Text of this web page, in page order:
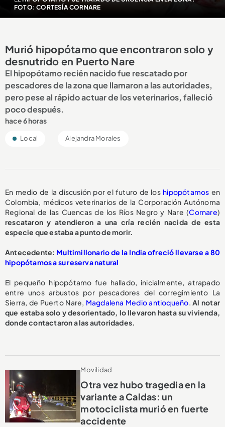
FOTO: CORTESÍA CORNARE
Murió hipopótamo que encontraron solo y
desnutrido en Puerto Nare
El hipopótamo recién nacido fue rescatado por
pescadores de la zona que llamaron a las autoridades,
pero pese al rápido actuar de los veterinarios, falleció
poco después.
hace 6 horas
Local Alejandra Morales
En medio de la discusión por el futuro de los hipopótamos en
Colombia, médicos veterinarios de la Corporación Autónoma
Regional de las Cuencas de los Ríos Negro y Nare (Cornare)
rescataron y atendieron a una cría recién nacida de esta
especie que estaba a punto de morir.
Antecedente: Multimillonario de la India ofreció llevarse a 80
hipopótamos a su reserva natural
El pequeño hipopótamo fue hallado, inicialmente, atrapado
entre unos arbustos por pescadores del corregimiento La
Sierra, de Puerto Nare, Magdalena Medio antioqueño.Al notar
que estaba solo y desorientado, lo llevaron hasta su vivienda,
donde contactaron a las autoridades.
Movilidad
Otra vez hubo tragedia en la
variante a Caldas: un
motociclista murió en fuerte
accidente